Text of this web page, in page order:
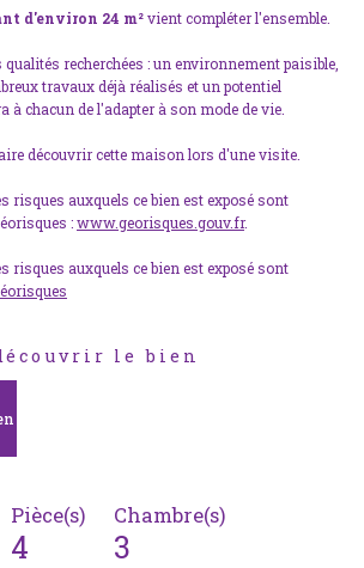
d'environ 24 m²vient compléter l'ensemble.
recherchées : un environnement paisible,
travaux déjà réalisés et un potentiel
à chacun de l'adapter à son mode de vie.
découvrir cette maison lors d'une visite.
auxquels ce bien est exposé sont
:www.georisques.gouv.fr.
auxquels ce bien est exposé sont
le bien
Pièce(s)
4
Chambre(s)
3